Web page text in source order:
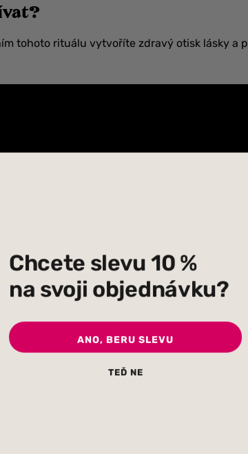
tohoto rituálu vytvoříte zdravý otisk lásky a
Chcete slevu 10 %
na svoji objednávku?
ANO, BERU SLEVU
TEĎ NE